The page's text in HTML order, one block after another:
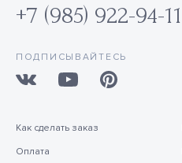
+7 (985) 922-94-11
ПОДПИСЫВАЙТЕСЬ
Как сделать заказ
Оплата